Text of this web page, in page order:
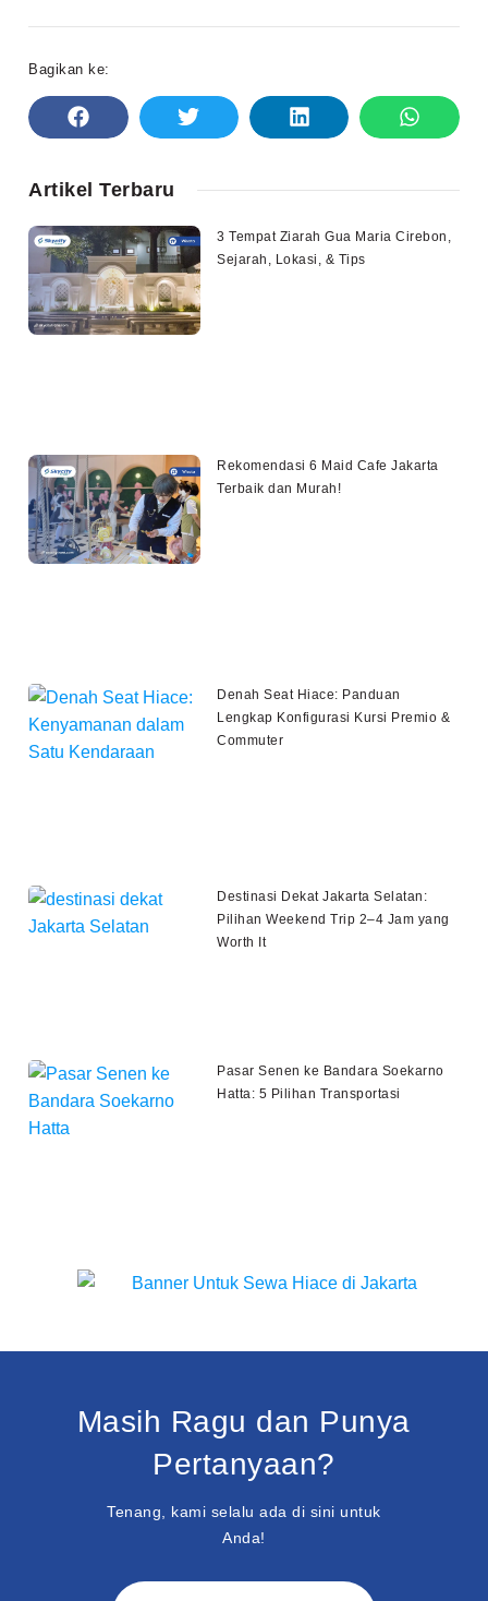
Bagikan ke:
Artikel Terbaru
3 Tempat Ziarah Gua Maria Cirebon,
Sejarah, Lokasi, & Tips
Rekomendasi 6 Maid Cafe Jakarta
Terbaik dan Murah!
Denah Seat Hiace: Panduan
Lengkap Konfigurasi Kursi Premio &
Commuter
Destinasi Dekat Jakarta Selatan:
Pilihan Weekend Trip 2–4 Jam yang
Worth It
Pasar Senen ke Bandara Soekarno
Hatta: 5 Pilihan Transportasi
Masih Ragu dan Punya
Pertanyaan?
Tenang, kami selalu ada di sini untuk
Anda!